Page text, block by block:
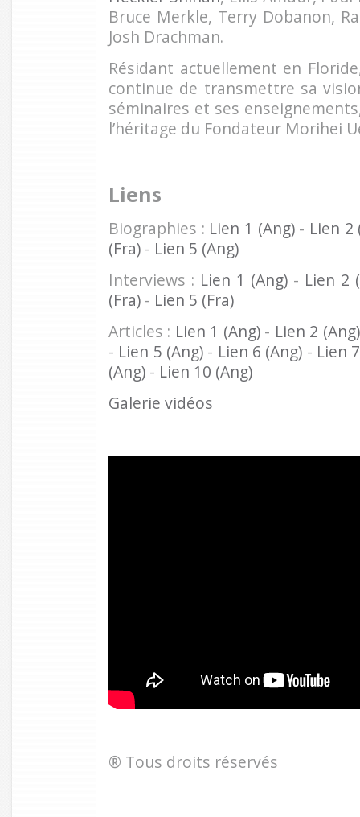
Bruce Merkle, Terry Dobanon,
Josh Drachman.
Résidant actuellement en
continue de transmettre sa
séminaires et ses
l’héritage du Fondateur Morihei
Liens
Biographies : Lien 1 (Ang)- Lien 2
(Fra) - Lien 5 (Ang)
Interviews : Lien 1 (Ang) - Lien 2
(Fra) - Lien 5 (Fra)
Articles : Lien 1 (Ang)- Lien 2 (Ang)
- Lien 5 (Ang) - Lien 6 (Ang) - Lien
(Ang) - Lien 10 (Ang)
Galerie vidéos
® Tous droits réservés